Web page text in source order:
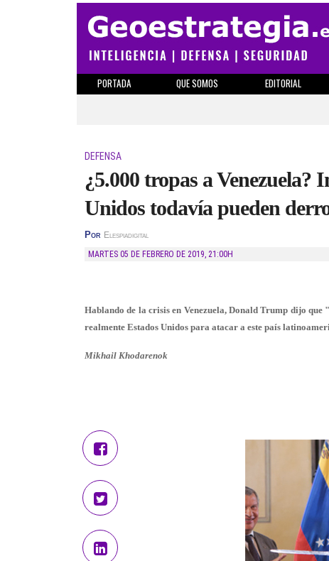
PORTADA QUE SOMOS EDITORIAL
DEFENSA
¿5.000 tropas a Venezuela?
Unidos todavía pueden
Por Elespiadigital
MARTES 05 DE FEBRERO DE 2019, 21:00H
Hablando de la crisis en Venezuela, Donald Trump dijo
realmente Estados Unidos para atacar a este país
Mikhail Khodarenok